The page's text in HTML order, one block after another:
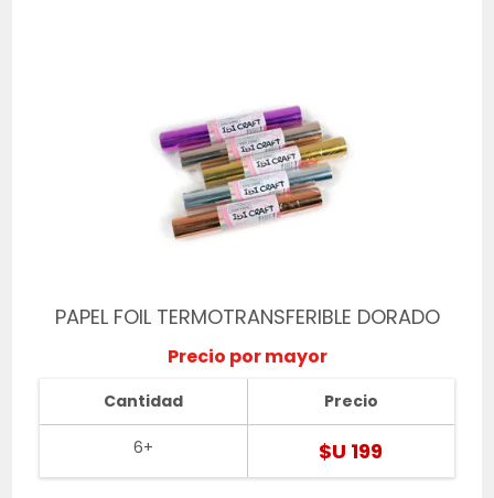
PAPEL FOIL TERMOTRANSFERIBLE DORADO
Precio por mayor
Cantidad
6+
Precio
$U 199